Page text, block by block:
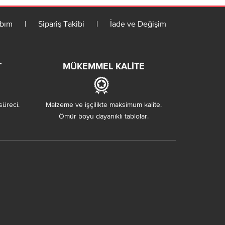
| Sipariş Takibi | İade ve Değişim
MÜKEMMEL KALITE
Malzeme ve işçilikte maksimum kalite.
Ömür boyu dayanıklı tablolar.